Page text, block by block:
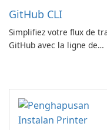
GitHub CLI
Simplifiez votre flux de
GitHub avec la ligne de